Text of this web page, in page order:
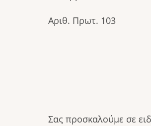
Αριθ. Πρωτ. 103
Σας προσκαλούμε σε